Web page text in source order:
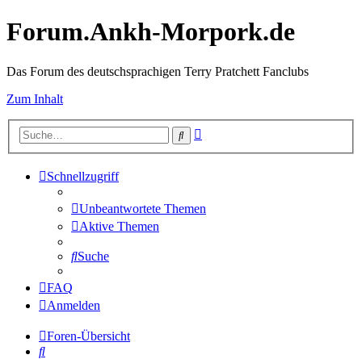
Forum.Ankh-Morpork.de
Das Forum des deutschsprachigen Terry Pratchett Fanclubs
Zum Inhalt
Suche
Schnellzugriff
Unbeantwortete Themen
Aktive Themen
Suche
FAQ
Anmelden
Foren-Übersicht
Suche